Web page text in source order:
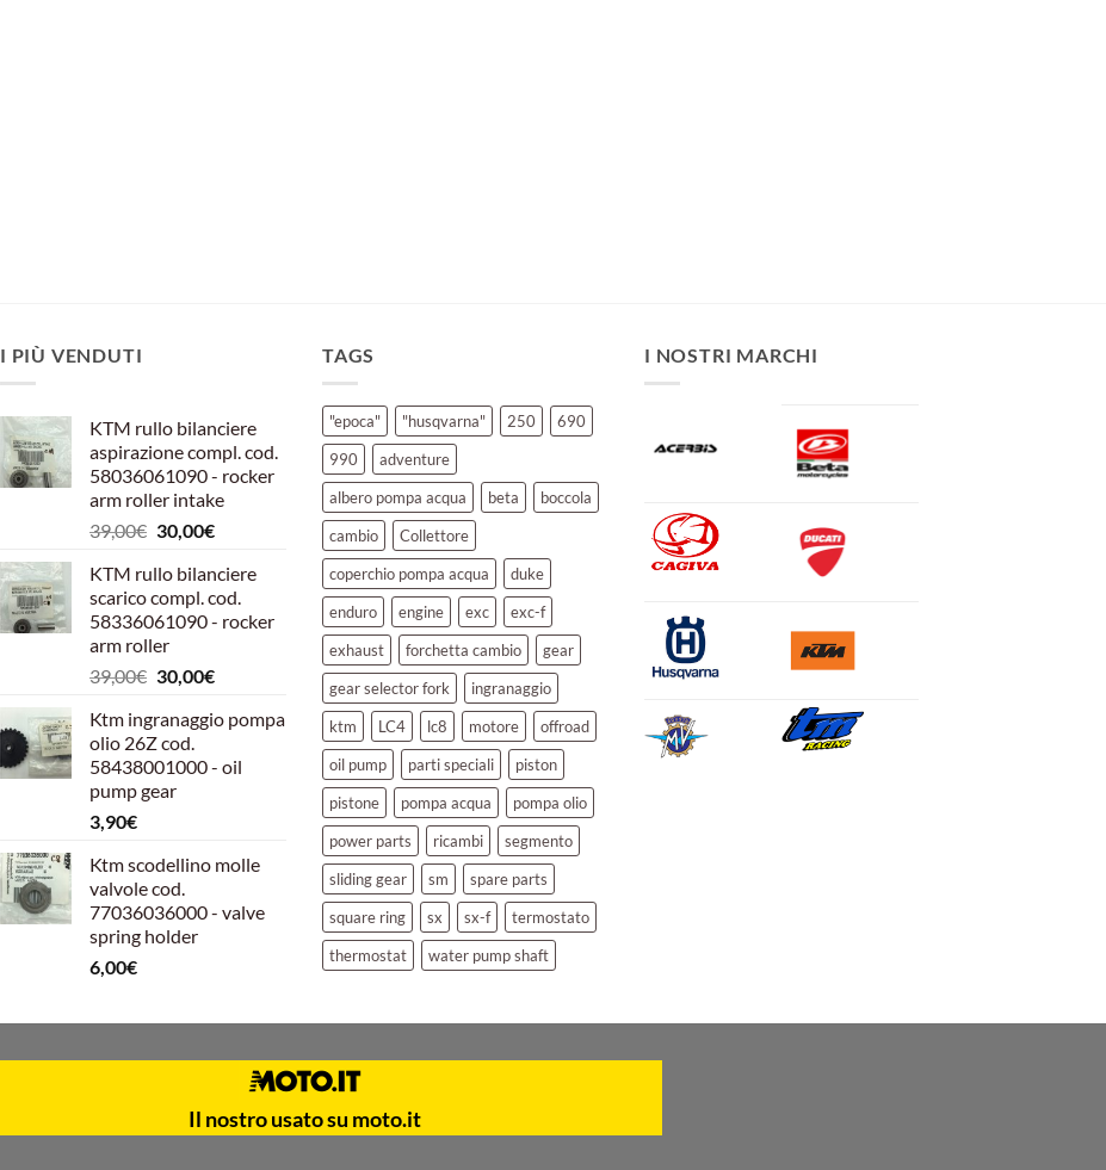
I PIÙ VENDUTI
KTM rullo bilanciere
aspirazione compl. cod.
58036061090 - rocker
arm roller intake
39,00€ Il
originale
era:
39,00€.
30,00€Il
attuale
è:
30,00€.
KTM rullo bilanciere
scarico compl. cod.
58336061090 - rocker
arm roller
39,00€ Il
originale
era:
39,00€.
30,00€Il
attuale
30,00€.
Ktm ingranaggio pompa
olio 26Z cod.
58438001000 - oil
pump gear
3,90€
Ktm scodellino molle
valvole cod.
77036036000 - valve
spring holder
6,00€
TAGS
"epoca" "husqvarna" 250
690
990
adventure
albero pompa acqua
beta
boccola
cambio
Collettore
coperchio pompa acqua
duke
enduro
engine exc
exc-f
exhaust
forchetta cambio
gear
gear selector fork
ingranaggio
ktm
LC4 lc8 motore
offroad
oil pump
parti speciali
piston
pistone
pompa acqua
pompa olio
power parts
ricambi
segmento
sliding gear
sm
spare parts
square ring
sx sx-f
termostato
thermostat
water pump shaft
I NOSTRI MARCHI
Il nostro usato su moto.it